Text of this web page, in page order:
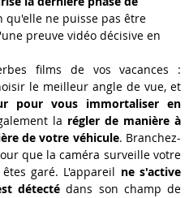
qu'elle ne puisse pas être
preuve vidéo décisive en
films de vos vacances :
le meilleur angle de vue, et
pour vous immortaliser en
la régler de manière à
de votre véhicule. Branchez-
que la caméra surveille votre
garé. L'appareil ne s'active
détecté dans son champ de